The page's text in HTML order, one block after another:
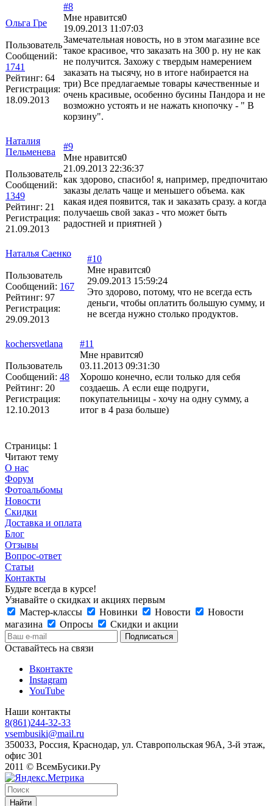
Ольга Гре
Пользователь
Сообщений:
1741
Рейтинг: 64
Регистрация:
18.09.2013
#8
Мне нравится0
19.09.2013 11:07:03
Замечательная новость, но в этом магазине все
такое красивое, что заказать на 300 р. ну не как
не получится. Захожу с твердым намерением
заказать на тысячу, но в итоге набирается на
три) Все предлагаемые товары качественные и
очень красивые, особенно бусины Пандора и не
возможно устоять и не нажать кнопочку - " В
корзину".
Наталия
Пельменева
Пользователь
Сообщений:
1349
Рейтинг: 21
Регистрация:
21.09.2013
#9
Мне нравится0
21.09.2013 22:36:37
как здорово, спасибо! я, например, предпочитаю
заказы делать чаще и меньшего объема. как
какая идея появится, так и заказать сразу. а когда
получаешь свой заказ - что может быть
радостней и приятней )
Наталья Саенко
Пользователь
Сообщений: 167
Рейтинг: 97
Регистрация:
29.09.2013
#10
Мне нравится0
29.09.2013 15:59:24
Это здорово, потому, что не всегда есть
деньги, чтобы оплатить большую сумму, и
не всегда нужно столько продуктов.
kochersvetlana
Пользователь
Сообщений: 48
Рейтинг: 20
Регистрация:
12.10.2013
#11
Мне нравится0
03.11.2013 09:31:30
Хорошо конечно, если только для себя
создаешь. А если еще подруги,
покупательницы - хочу на одну сумму, а
итог в 4 раза больше)
Страницы: 1
Читают тему
О нас
Форум
Фотоальбомы
Новости
Скидки
Доставка и оплата
Блог
Отзывы
Вопрос-ответ
Статьи
Контакты
Будьте всегда в курсе!
Узнавайте о скидках и акциях первым
Мастер-классы
Новинки Новости
Новости
магазина
Опросы Скидки и акции
Оставайтесь на связи
Вконтакте
Instagram
YouTube
Наши контакты
8(861)244-32-33
vsembusiki@mail.ru
350033, Россия, Краснодар, ул. Ставропольская 96А, 3-й этаж,
офис 301
2011 © ВсемБусики.Ру
Найти